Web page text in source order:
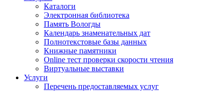
Каталоги
Электронная библиотека
Память Вологды
Календарь знаменательных дат
Полнотекстовые базы данных
Книжные памятники
Online тест проверки скорости чтения
Виртуальные выставки
Услуги
Перечень предоставляемых услуг